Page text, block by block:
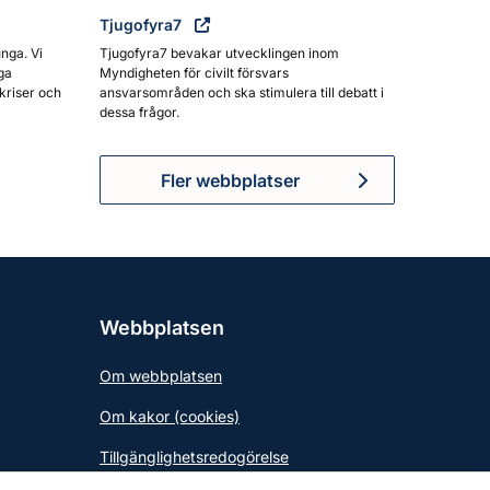
Vi
och
Tjugofyra7
Tjugofyra7 bevakar utvecklingen inom
Myndigheten för civilt försvars
ansvarsområden och ska stimulera till debatt i
dessa frågor.
Fler webbplatser
Webbplatsen
Om webbplatsen
Om kakor (cookies)
Tillgänglighetsredogörelse